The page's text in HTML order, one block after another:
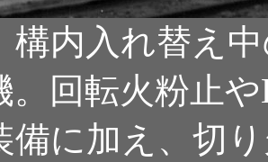
構内入れ替え
。回転火粉止
備に加え、切